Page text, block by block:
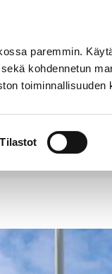
paremmin.
kohdennetun
toiminnallisuuden
Tilastot